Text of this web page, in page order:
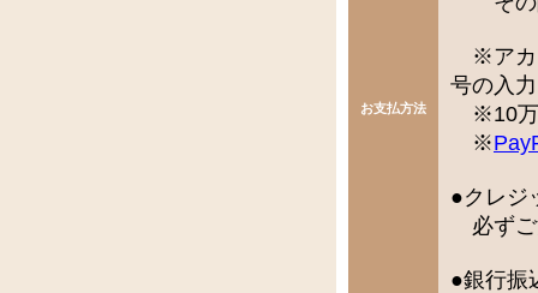
お支払方法
※アカ
号の入
※10万
※
●クレジ
必ずご
●銀行振